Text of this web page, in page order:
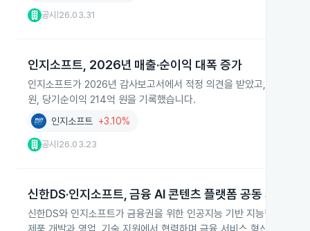
공시 26.03.31
인지소프트, 2026년 매출·순이익 대폭 증가
인지소프트가 2026년 감사보고서에서 적정 의견을 받았고, 계속기
원, 당기순이익 214억 원을 기록했습니다.
인지소프트 +3.10%
공시 26.03.23
신한DS·인지소프트, 금융 AI 콘텐츠 플랫폼 공동 개발
신한DS와 인지소프트가 금융권을 위한 인공지능 기반 지능형 콘텐